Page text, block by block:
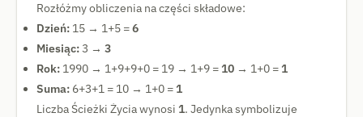
Rozłóżmy obliczenia na części składowe:
Dzień: 15 → 1+5 =6
Miesiąc:3 → 3
Rok: 1990 → 1+9+9+0 = 19 → 1+9 = 10 → 1+0 = 1
Suma: 6+3+1 = 10 → 1+0 = 1
Liczba Ścieżki Życia wynosi 1. Jedynka symbolizuje